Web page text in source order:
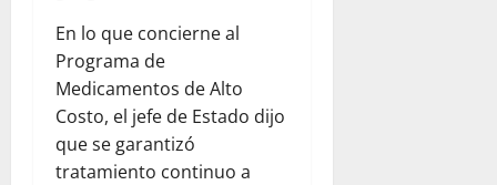
En lo que concierne al
Programa de
Medicamentos de Alto
Costo, el jefe de Estado dijo
que se garantizó
tratamiento continuo a